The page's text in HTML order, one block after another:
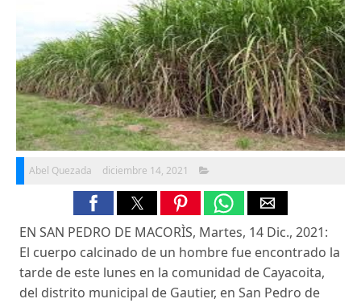
Abel Quezada diciembre 14, 2021
EN SAN PEDRO DE MACORÌS, Martes, 14 Dic., 2021:
El cuerpo calcinado de un hombre fue encontrado la
tarde de este lunes en la comunidad de Cayacoita,
del distrito municipal de Gautier, en San Pedro de